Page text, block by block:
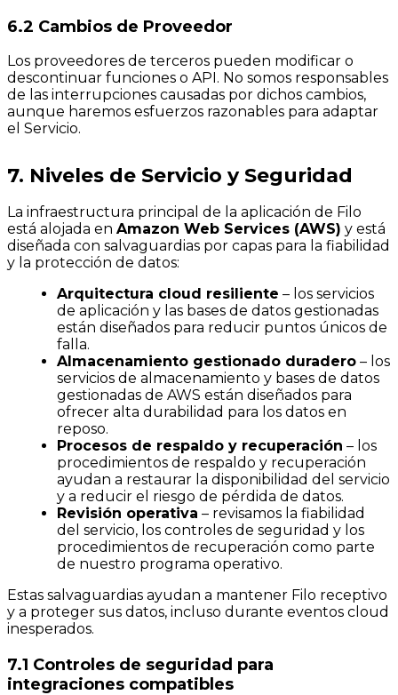
6.2 Cambios de Proveedor
Los proveedores de terceros pueden modificar o
descontinuar funciones o API. No somos responsables
de las interrupciones causadas por dichos cambios,
aunque haremos esfuerzos razonables para adaptar
el Servicio.
7. Niveles de Servicio y Seguridad
La infraestructura principal de la aplicación de Filo
está alojada en Amazon Web Services (AWS) y está
diseñada con salvaguardias por capas para la fiabilidad
y la protección de datos:
Arquitectura cloud resiliente – los servicios
de aplicación y las bases de datos gestionadas
están diseñados para reducir puntos únicos de
falla.
Almacenamiento gestionado duradero – los
servicios de almacenamiento y bases de datos
gestionadas de AWS están diseñados para
ofrecer alta durabilidad para los datos en
reposo.
Procesos de respaldo y recuperación – los
procedimientos de respaldo y recuperación
ayudan a restaurar la disponibilidad del servicio
y a reducir el riesgo de pérdida de datos.
Revisión operativa – revisamos la fiabilidad
del servicio, los controles de seguridad y los
procedimientos de recuperación como parte
de nuestro programa operativo.
Estas salvaguardias ayudan a mantener Filo receptivo
y a proteger sus datos, incluso durante eventos cloud
inesperados.
7.1 Controles de seguridad para
integraciones compatibles